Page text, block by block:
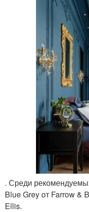
. Среди
Blue Grey от Farrow &
Ellis.